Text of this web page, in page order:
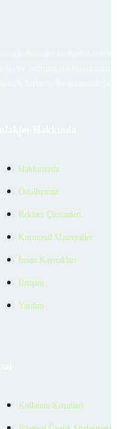
Hakkımızda
Ödüllerimiz
Reklam Çözümleri
Kurumsal Materyaller
İnsan Kaynakları
İletişim
Yardım
Kullanım Koşulları